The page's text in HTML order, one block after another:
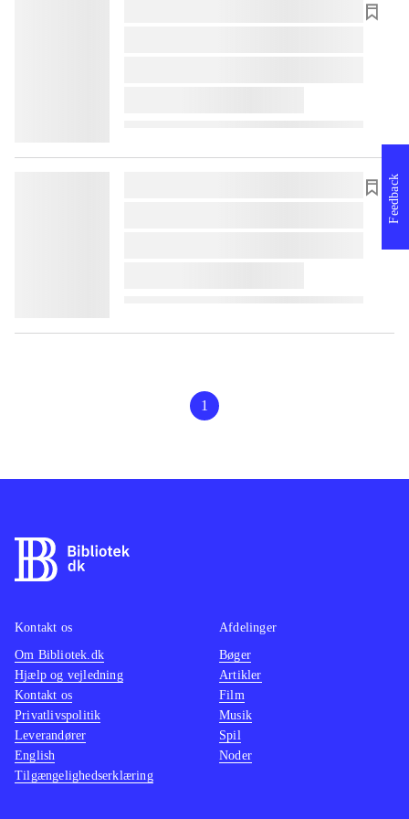
lorem ipsum dolor sit amet ...
lorem ipsum dolor sit amet ...
lorem ipsum dolor sit amet ...
lorem ipsum dolor sit amet ...
1
Feedback
Kontakt os
Om Bibliotek.dk
Hjælp og vejledning
Kontakt os
Privatlivspolitik
Leverandører
English
Tilgængelighedserklæring
Afdelinger
Bøger
Artikler
Film
Musik
Spil
Noder